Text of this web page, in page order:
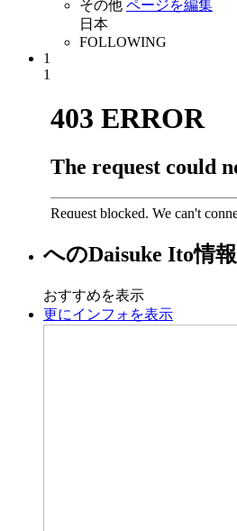
その他 ページを編集
日本
FOLLOWING
1
1
へのDaisuke Ito情報
おすすめを表示
更にインフォを表示